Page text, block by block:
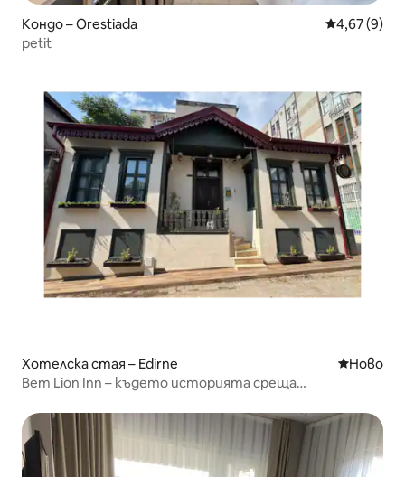
Кондо – Orestiada Средна
4,67 (9)
petit
Хотелска стая – Edirne Ново
Ново
Bem Lion Inn – където историята среща